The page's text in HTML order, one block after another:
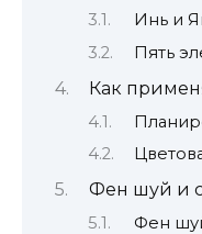
Инь и
Пять
Как
Фен шуй и
Фен